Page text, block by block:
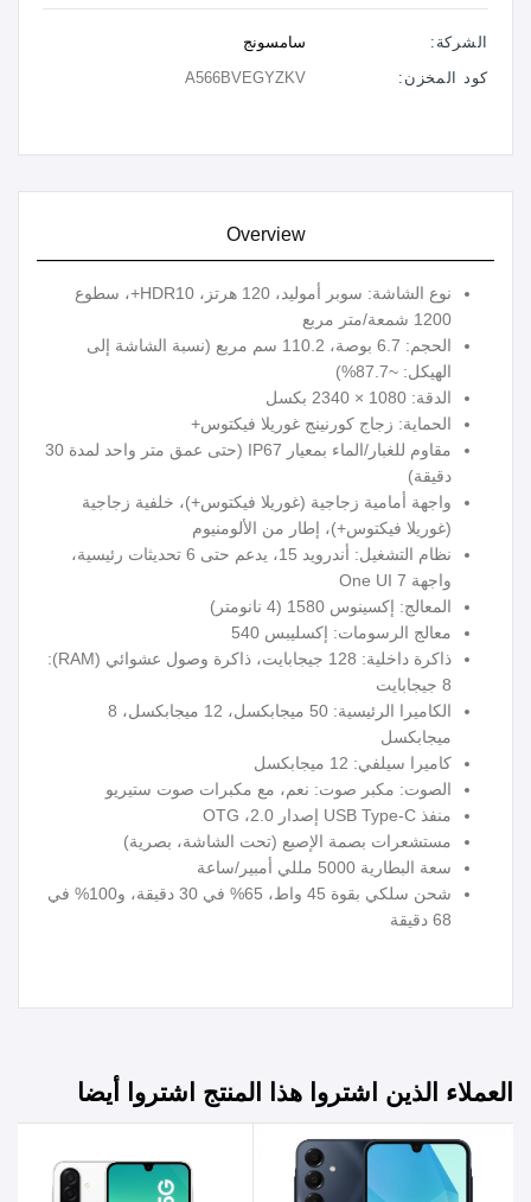
الشركة:
سامسونج
كود المخزن:
A566BVEGYZKV
Overview
نوع الشاشة: سوبر أموليد، 120 هرتز، HDR10+، سطوع
1200 شمعة/متر مربع
الحجم: 6.7 بوصة، 110.2 سم مربع (نسبة الشاشة إلى
الهيكل: ~87.7%)
الدقة: 1080 × 2340 بكسل
الحماية: زجاج كورنينج غوريلا فيكتوس+
مقاوم للغبار/الماء بمعيار IP67 (حتى عمق متر واحد لمدة 30
دقيقة)
واجهة أمامية زجاجية (غوريلا فيكتوس+)، خلفية زجاجية
(غوريلا فيكتوس+)، إطار من الألومنيوم
نظام التشغيل: أندرويد 15، يدعم حتى 6 تحديثات رئيسية،
واجهة One UI 7
المعالج: إكسينوس 1580 (4 نانومتر)
معالج الرسومات: إكسليبس 540
ذاكرة داخلية: 128 جيجابايت، ذاكرة وصول عشوائي (RAM):
8 جيجابايت
الكاميرا الرئيسية: 50 ميجابكسل، 12 ميجابكسل، 8
ميجابكسل
كاميرا سيلفي: 12 ميجابكسل
الصوت: مكبر صوت: نعم، مع مكبرات صوت ستيريو
منفذ USB Type-C إصدار 2.0، OTG
مستشعرات بصمة الإصبع (تحت الشاشة، بصرية)
سعة البطارية 5000 مللي أمبير/ساعة
شحن سلكي بقوة 45 واط، 65% في 30 دقيقة، و100% في
68 دقيقة
العملاء الذين اشتروا هذا المنتج اشتروا أيضا